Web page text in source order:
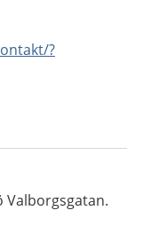
?
Valborgsgatan.